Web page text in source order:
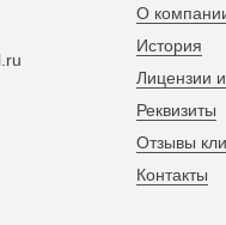
О
История
Лицензии
Реквизиты
Отзывы
Контакты